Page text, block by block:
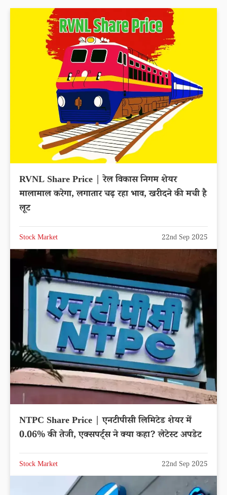
RVNL Share Price | रेल विकास निगम शेयर
मालामाल करेगा, लगातार चढ़ रहा भाव, खरीदने की मची है
लूट
Stock Market 22nd Sep 2025
NTPC Share Price | एनटीपीसी लिमिटेड शेयर में
0.06% की तेजी, एक्सपर्ट्स ने क्या कहा? लेटेस्ट अपडेट
Stock Market 22nd Sep 2025